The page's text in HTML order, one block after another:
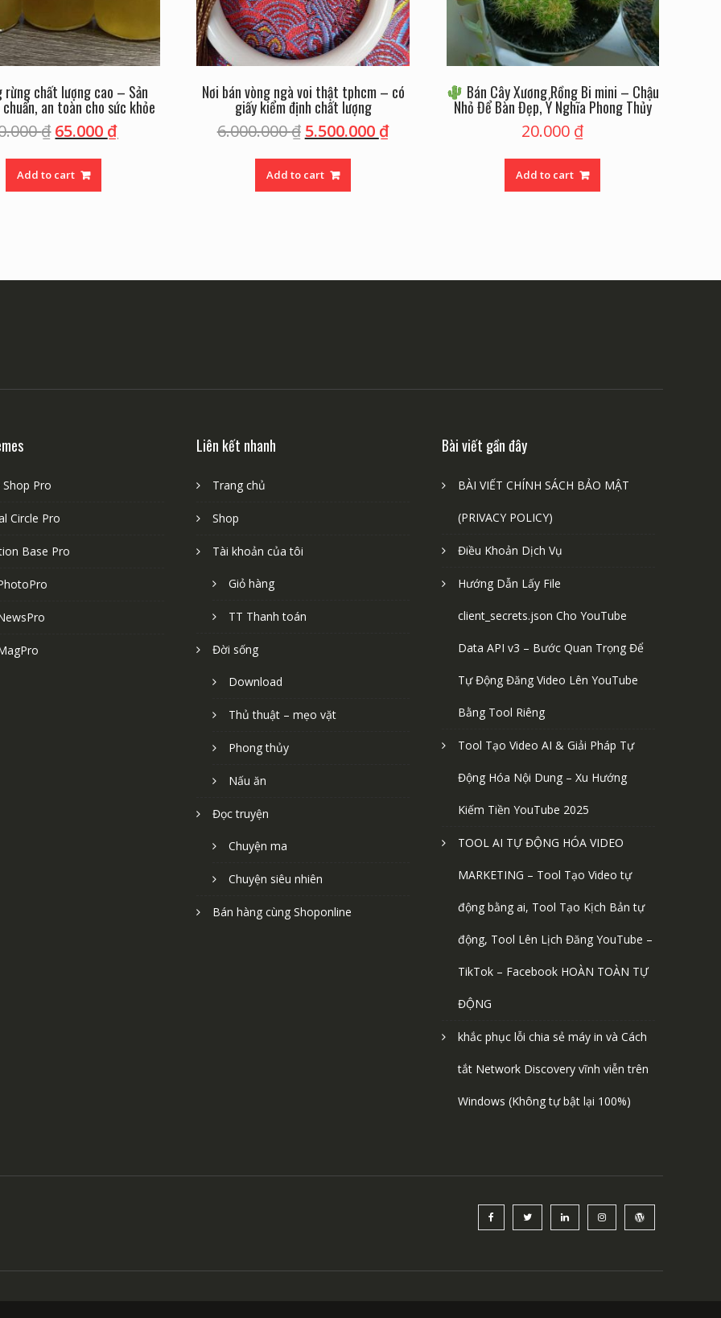
rừng chất lượng cao – Sản
an toàn cho sức khỏe
₫ 65.000 ₫
Add to cart
Nơi bán vòng ngà voi thật tphcm – có
giấy kiểm định chất lượng
6.000.000₫ 5.500.000 ₫
Add to cart
Bán Cây Xương Rồng Bi mini – Chậu
Nhỏ Để Bàn Đẹp, Ý Nghĩa Phong Thủy
20.000 ₫
Add to cart
Pro
Circle Pro
Base Pro
Liên kết nhanh
Trang chủ
Shop
Tài khoản của tôi
Giỏ hàng
TT Thanh toán
Đời sống
Download
Thủ thuật – mẹo vặt
Phong thủy
Nấu ăn
Đọc truyện
Chuyện ma
Chuyện siêu nhiên
Bán hàng cùng Shoponline
Bài viết gần đây
BÀI VIẾT CHÍNH SÁCH BẢO MẬT
(PRIVACY POLICY)
Điều Khoản Dịch Vụ
Hướng Dẫn Lấy File
client_secrets.json Cho YouTube
Data API v3 – Bước Quan Trọng Để
Tự Động Đăng Video Lên YouTube
Bằng Tool Riêng
Tool Tạo Video AI & Giải Pháp Tự
Động Hóa Nội Dung – Xu Hướng
Kiếm Tiền YouTube 2025
TOOL AI TỰ ĐỘNG HÓA VIDEO
MARKETING – Tool Tạo Video tự
động bằng ai, Tool Tạo Kịch Bản tự
động, Tool Lên Lịch Đăng YouTube –
TikTok – Facebook HOÀN TOÀN TỰ
ĐỘNG
khắc phục lỗi chia sẻ máy in và Cách
tắt Network Discovery vĩnh viễn trên
Windows (Không tự bật lại 100%)